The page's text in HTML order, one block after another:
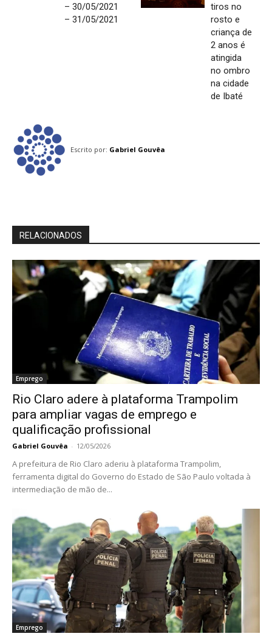
– 30/05/2021
– 31/05/2021
tiros no
rosto e
criança de
2 anos é
atingida
no ombro
na cidade
de Ibaté
Escrito por: Gabriel Gouvêa
RELACIONADOS
Emprego
Rio Claro adere à plataforma Trampolim
para ampliar vagas de emprego e
qualificação profissional
Gabriel Gouvêa - 12/05/2026
A prefeitura de Rio Claro aderiu à plataforma Trampolim,
ferramenta digital do Governo do Estado de São Paulo voltada à
intermediação de mão de...
Emprego